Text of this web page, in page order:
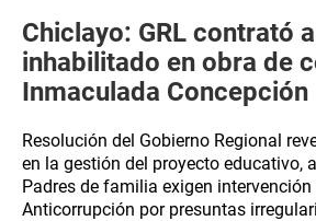
Chiclayo: GRL contrató
inhabilitado en obra de
Inmaculada Concepción
Resolución del Gobierno Regional
en la gestión del proyecto educativo,
Padres de familia exigen
Anticorrupción por presuntas